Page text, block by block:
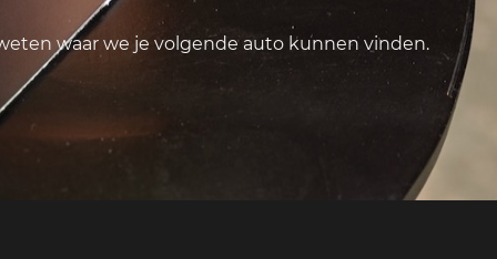
waar we je volgende auto kunnen vinden.